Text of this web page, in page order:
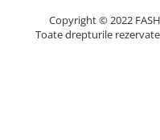
Copyright © 2022
Toate drepturile